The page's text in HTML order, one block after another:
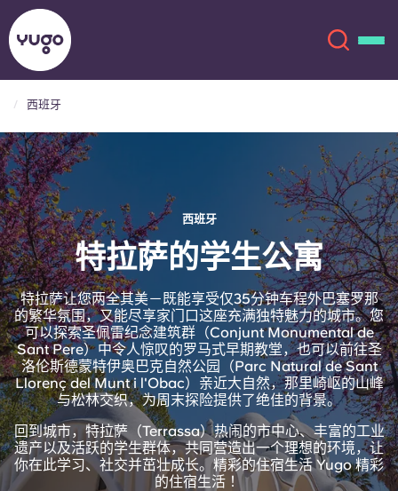
关于我们
地点
更多
账户 语言
English (GB)
English (US)
选择一个国家
选择一个城市
选择一间公寓
立即预订
Chinese Español
Català Deutsch
Italian French
Portuguese
西班牙
西班牙
特拉萨的学生公寓
特拉萨让您两全其美－既能享受仅35分钟车程外巴塞罗那
的繁华氛围，又能尽享家门口这座充满独特魅力的城市。您
可以探索圣佩雷纪念建筑群（Conjunt Monumental de
Sant Pere）中令人惊叹的罗马式早期教堂，也可以前往圣
洛伦斯德蒙特伊奥巴克自然公园（Parc Natural de Sant
Llorenç del Munt i l'Obac）亲近大自然，那里崎岖的山峰
与松林交织，为周末探险提供了绝佳的背景。
回到城市，特拉萨（Terrassa）热闹的市中心、丰富的工业
遗产以及活跃的学生群体，共同营造出一个理想的环境，让
你在此学习、社交并茁壮成长。精彩的住宿生活 Yugo 精彩
的住宿生活 ！